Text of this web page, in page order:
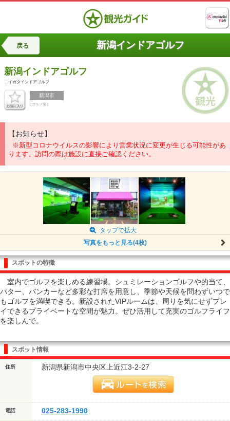
戻る 新潟インドアゴルフ
新潟インドアゴルフ
ニイガタインドアゴルフ
新潟市
[ ゴルフ場 ]
【お知らせ】
※新型コロナウイルスの影響により営業状況に変更が生じる可能性があ
ります。訪問の際は施設に直接ご確認ください。
タップで拡大
写真をもっと見る(4枚)
スポットの特徴
室内でゴルフを楽しめる練習場。シュミレーションゴルフや的当て、
パター、バンカーなど多彩な打席を用意し、季節や天候を問わずいつで
もゴルフを満喫できる。新設されたVIPルームは、周りを気にせずプレ
イできるプライベートな空間が魅力。ぜひ活用して充実のゴルフライフ
を楽しんで。
スポット情報
住所 新潟県新潟市中央区上近江3-2-27
電話 025-283-1990